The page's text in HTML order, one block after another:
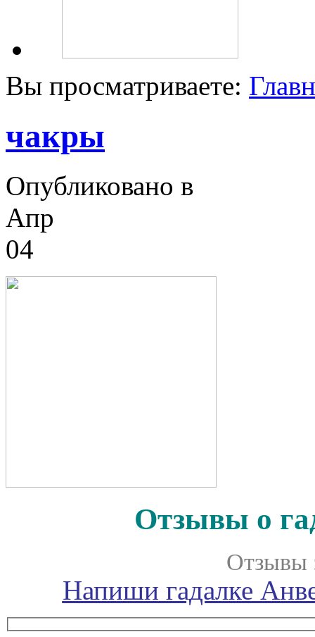
Вы просматриваете:
чакры
Опубликовано в
Апр
04
Отзывы о
Отзывы
Напиши гадалке